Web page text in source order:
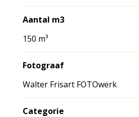
Aantal m3
150 m³
Fotograaf
Walter Frisart FOTOwerk
Categorie